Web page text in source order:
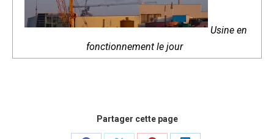
Usine en
fonctionnement le jour
Partager cette page